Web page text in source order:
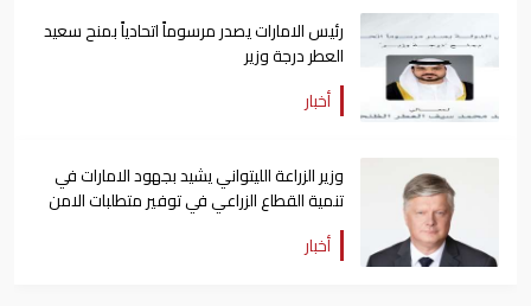
رئيس الامارات يصدر مرسوماً اتحادياً بمنح سعيد
العطر درجة وزير
أخبار
وزير الزراعة الليتواني يشيد بجهود الامارات في
تنمية القطاع الزراعي في توفير متطلبات الامن
الغذائي
أخبار